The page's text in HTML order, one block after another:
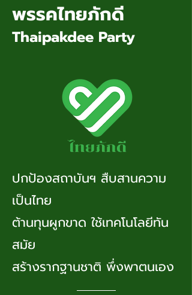
พรรคไทยภักดี
Thaipakdee Party
ปกป้องสถาบันฯ สืบสานความ
เป็นไทย
ต้านทุนผูกขาดใช้เทคโนโลยีทัน
สมัย
สร้างรากฐานชาติ พึ่งพาตนเอง